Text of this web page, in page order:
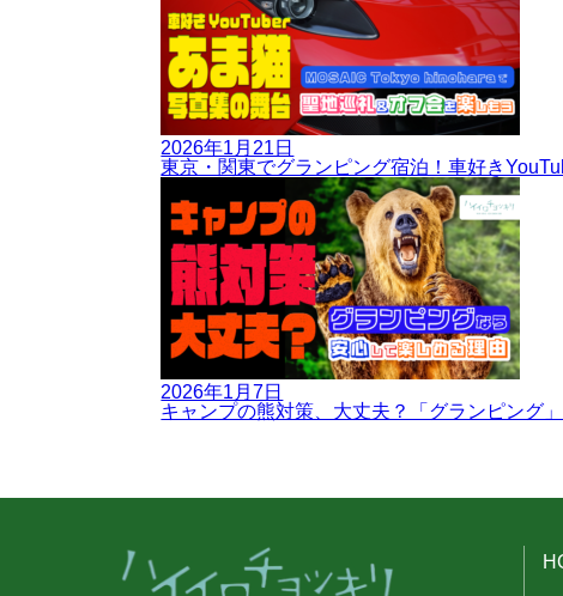
2026年1月21日
東京・関東でグランピング宿泊！車好き
2026年1月7日
キャンプの熊対策、大丈夫？「グランピング